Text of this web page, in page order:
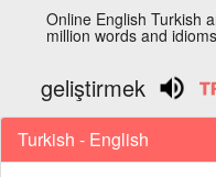
Online English Turkish
million words and
geliştirmek
Turkish - English